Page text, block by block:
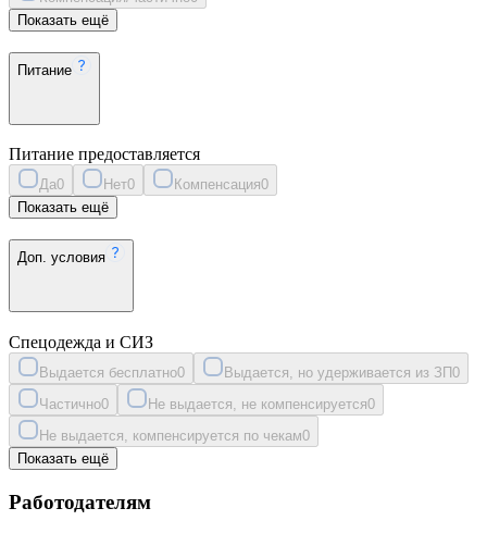
Показать ещё
Питание
Питание предоставляется
Да0 Нет0 Компенсация0
Показать ещё
Доп. условия
Спецодежда и СИЗ
Выдается бесплатно0 Выдается, но удерживается из ЗП0
Частично0 Не выдается, не компенсируется0
Не выдается, компенсируется по чекам0
Показать ещё
Работодателям